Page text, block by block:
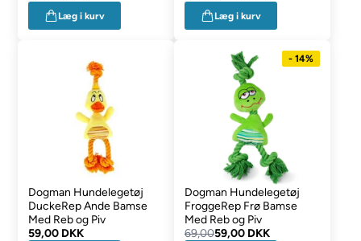
Læg i kurv Læg i kurv
Dogman Hundelegetøj
DuckeRep Ande Bamse
Med Reb og Piv
59,00 DKK
- 14%
Dogman Hundelegetøj
FroggeRep Frø Bamse
Med Reb og Piv
69,0059,00 DKK